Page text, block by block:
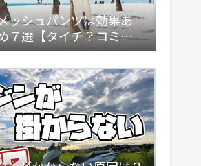
ッシュパンツは効果あ
７選【タイチ？コミ